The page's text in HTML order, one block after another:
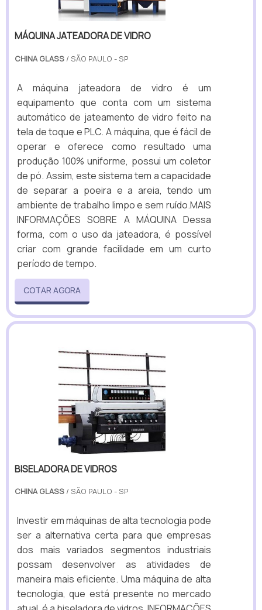
MÁQUINA JATEADORA DE VIDRO
CHINA GLASS / SÃO PAULO - SP
A máquina jateadora de vidro é um
equipamento que conta com um sistema
automático de jateamento de vidro feito na
tela de toque e PLC. A máquina, que é fácil de
operar e oferece como resultado uma
produção 100% uniforme, possui um coletor
de pó. Assim, este sistema tem a capacidade
de separar a poeira e a areia, tendo um
ambiente de trabalho limpo e sem ruído.MAIS
INFORMAÇÕES SOBRE A MÁQUINA Dessa
forma, com o uso da jateadora, é possível
criar com grande facilidade em um curto
período de tempo.
COTAR AGORA
BISELADORA DE VIDROS
CHINA GLASS / SÃO PAULO - SP
Investir em máquinas de alta tecnologia pode
ser a alternativa certa para que empresas
dos mais variados segmentos industriais
possam desenvolver as atividades de
maneira mais eficiente. Uma máquina de alta
tecnologia, que está presente no mercado